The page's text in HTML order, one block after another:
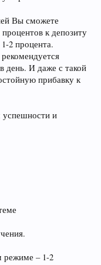
Вы сможете
к депозиту
2 процента.
день. И даже с такой
прибавку к
успешности и
режиме – 1-2